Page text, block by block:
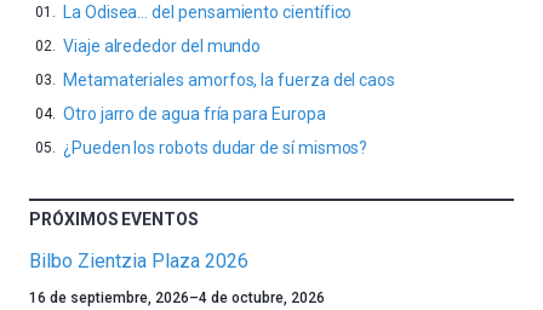
La Odisea… del pensamiento científico
Viaje alrededor del mundo
Metamateriales amorfos, la fuerza del caos
Otro jarro de agua fría para Europa
¿Pueden los robots dudar de sí mismos?
PRÓXIMOS EVENTOS
Bilbo Zientzia Plaza 2026
Un
16 de septiembre, 2026–4 de octubre, 2026